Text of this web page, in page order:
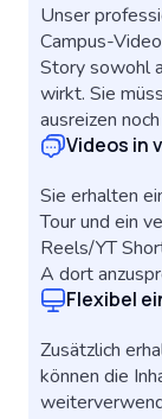
Unser
Campus-
Story sowohl
wirkt. Sie
ausreizen
Videos in
Sie erhalten
Tour und ein
Reels/YT
A dort
Flexibel
Zusätzlich
können die